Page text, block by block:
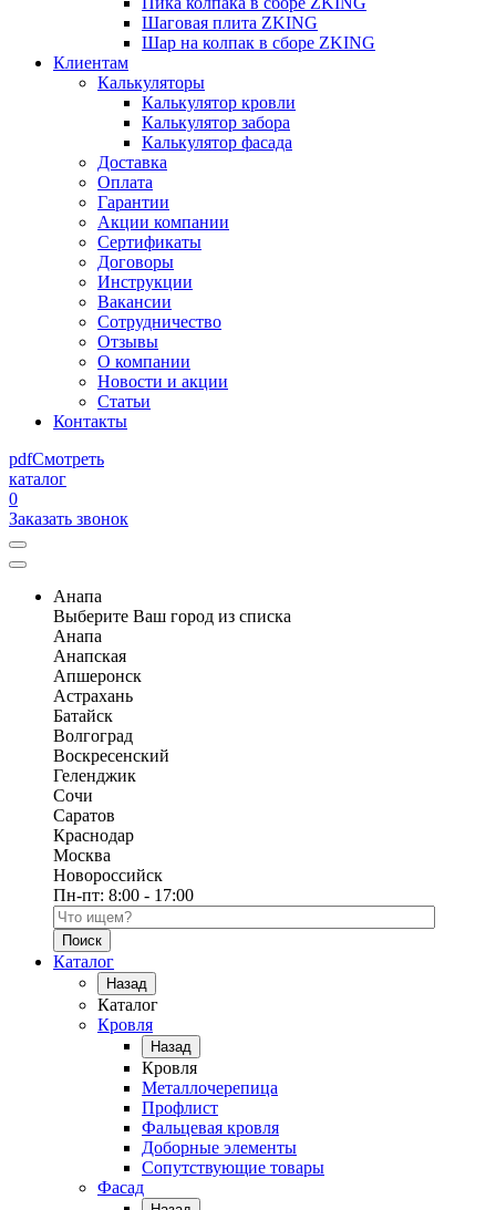
Шаговая плита ZKING
Шар на колпак в сборе ZKING
Клиентам
Калькуляторы
Калькулятор кровли
Калькулятор забора
Калькулятор фасада
Доставка
Оплата
Гарантии
Акции компании
Сертификаты
Договоры
Инструкции
Вакансии
Сотрудничество
Отзывы
О компании
Новости и акции
Статьи
Контакты
pdfСмотреть
каталог
0
Заказать звонок
Анапа
Выберите Ваш город из списка
Анапа
Анапская
Апшеронск
Астрахань
Батайск
Волгоград
Воскресенский
Геленджик
Сочи
Саратов
Краснодар
Москва
Новороссийск
Пн-пт: 8:00 - 17:00
Поиск по каталогу
Каталог
Назад
Каталог
Кровля
Назад
Кровля
Металлочерепица
Профлист
Фальцевая кровля
Доборные элементы
Сопутствующие товары
Фасад